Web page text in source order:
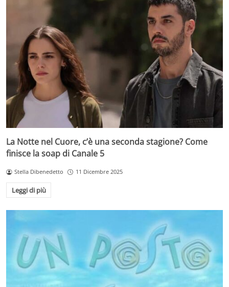
La Notte nel Cuore, c’è una seconda stagione? Come
finisce la soap di Canale 5
Stella Dibenedetto 11 Dicembre 2025
Leggi di più